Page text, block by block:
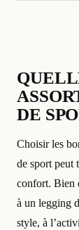
DE
Choisir les
de sport peut
confort. Bien
à un legging
style, à